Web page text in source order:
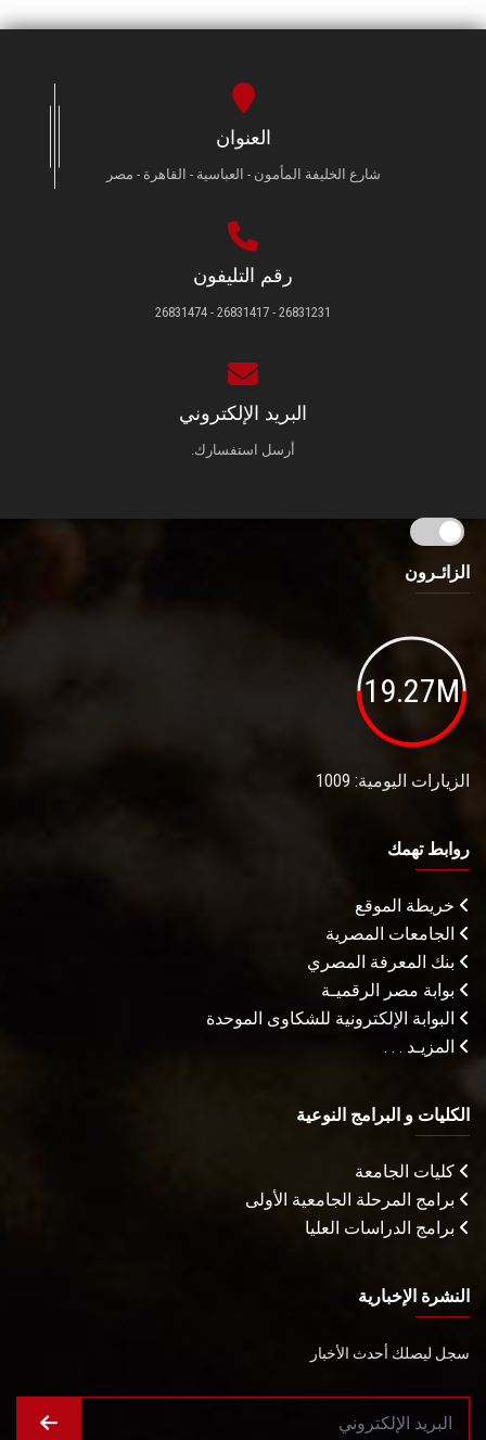
العنوان
شارع الخليفة المأمون - العباسية - القاهرة - مصر
رقم التليفون
26831231 - 26831417 - 26831474
البريد الإلكتروني
أرسل استفسارك.
الزائـرون
19.27M
الزيارات اليومية: 1009
روابط تهمك
خريطة الموقع
الجامعات المصرية
بنك المعرفة المصري
بوابة مصر الرقميـة
البوابة الإلكترونية للشكاوى الموحدة
المزيـد . . .
الكليات و البرامج النوعية
كليات الجامعة
برامج المرحلة الجامعية الأولى
برامج الدراسات العليا
النشرة الإخبارية
سجل ليصلك أحدث الأخبار